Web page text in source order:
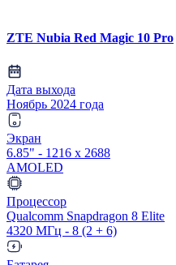
ZTE Nubia Red Magic 10 Pro
Дата выхода
Ноябрь 2024 года
Экран
6.85" - 1216 x 2688
AMOLED
Процессор
Qualcomm Snapdragon 8 Elite
4320 МГц - 8 (2 + 6)